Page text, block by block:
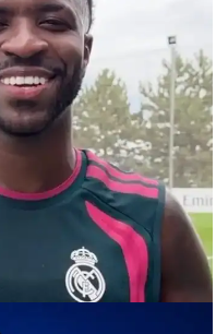
iCHAIT
Aprenda tudo
Inteligência